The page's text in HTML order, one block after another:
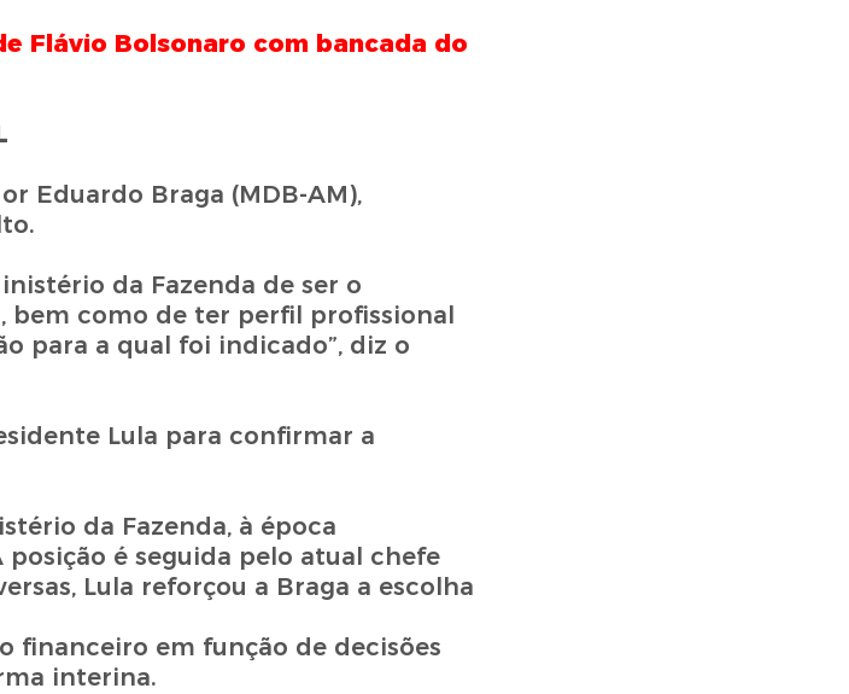
Flávio Bolsonaro com bancada do
Eduardo Braga (MDB-AM),
da Fazenda de ser o
como de ter perfil profissional
para a qual foi indicado”, diz o
Lula para confirmar a
da Fazenda, à época
é seguida pelo atual chefe
Lula reforçou a Braga a escolha
financeiro em função de decisões
interina.